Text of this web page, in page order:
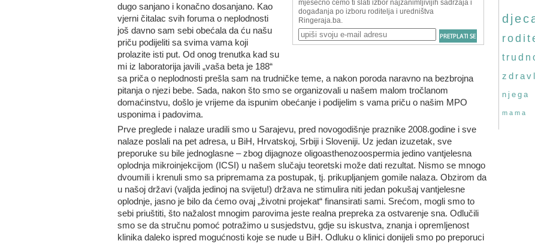
dugo sanjano i konačno dosanjano. Kao
vjerni čitalac svih foruma o neplodnosti
još davno sam sebi obećala da ću našu
priču podijeliti sa svima vama koji
prolazite isti put. Od onog trenutka kad su
mi iz laboratorija javili „vaša beta je 188“
sa priča o neplodnosti prešla sam na trudničke teme, a nakon poroda naravno na bezbrojna
pitanja o njezi bebe. Sada, nakon što smo se organizovali u našem malom tročlanom
domaćinstvu, došlo je vrijeme da ispunim obećanje i podijelim s vama priču o našim MPO
usponima i padovima.
Prve preglede i nalaze uradili smo u Sarajevu, pred novogodišnje praznike 2008.godine i sve
nalaze poslali na pet adresa, u BiH, Hrvatskoj, Srbiji i Sloveniji. Uz jedan izuzetak, sve
preporuke su bile jednoglasne – zbog dijagnoze oligoasthenozoospermia jedino vantjelesna
oplodnja mikroinjekcijom (ICSI) u našem slučaju teoretski može dati rezultat. Nismo se mnogo
dvoumili i krenuli smo sa pripremama za postupak, tj. prikupljanjem gomile nalaza. Obzirom da
u našoj državi (valjda jedinoj na svijetu!) država ne stimulira niti jedan pokušaj vantjelesne
oplodnje, jasno je bilo da ćemo ovaj „životni projekat“ finansirati sami. Srećom, mogli smo to
sebi priuštiti, što nažalost mnogim parovima jeste realna prepreka za ostvarenje sna. Odlučili
smo se da stručnu pomoć potražimo u susjedstvu, gdje su iskustva, znanja i opremljenost
klinika daleko ispred mogućnosti koje se nude u BiH. Odluku o klinici donijeli smo po preporuci
njega
mama